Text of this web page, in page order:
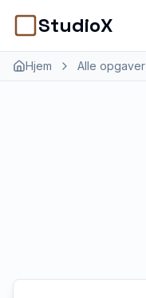
StudioX
Hjem Alle opgaver